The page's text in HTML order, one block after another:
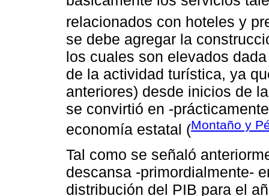
relacionados con hoteles y
se debe agregar la
los cuales son elevados
de la actividad turística, ya
anteriores) desde inicios de
se convirtió en -
economía estatal (Montaño y
Tal como se señaló
descansa -primordialmente-
distribución del PIB para el